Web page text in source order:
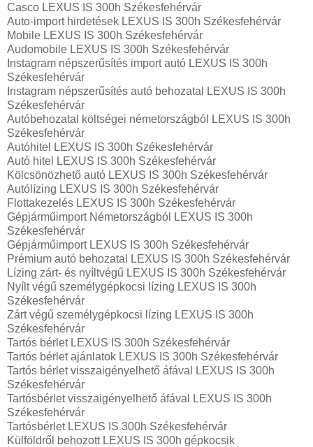
Casco LEXUS IS 300h Székesfehérvár
Auto-import hirdetések LEXUS IS 300h Székesfehérvár
Mobile LEXUS IS 300h Székesfehérvár
Audomobile LEXUS IS 300h Székesfehérvár
Instagram népszerűsítés import autó LEXUS IS 300h
Székesfehérvár
Instagram népszerűsítés autó behozatal LEXUS IS 300h
Székesfehérvár
Autóbehozatal költségei németországból LEXUS IS 300h
Székesfehérvár
Autóhitel LEXUS IS 300h Székesfehérvár
Autó hitel LEXUS IS 300h Székesfehérvár
Kölcsönözhető autó LEXUS IS 300h Székesfehérvár
Autólízing LEXUS IS 300h Székesfehérvár
Flottakezelés LEXUS IS 300h Székesfehérvár
Gépjárműimport Németországból LEXUS IS 300h
Székesfehérvár
Gépjárműimport LEXUS IS 300h Székesfehérvár
Prémium autó behozatal LEXUS IS 300h Székesfehérvár
Lízing zárt- és nyíltvégű LEXUS IS 300h Székesfehérvár
Nyílt végű személygépkocsi lízing LEXUS IS 300h
Székesfehérvár
Zárt végű személygépkocsi lízing LEXUS IS 300h
Székesfehérvár
Tartós bérlet LEXUS IS 300h Székesfehérvár
Tartós bérlet ajánlatok LEXUS IS 300h Székesfehérvár
Tartós bérlet visszaigényelhető áfával LEXUS IS 300h
Székesfehérvár
Tartósbérlet visszaigényelhető áfával LEXUS IS 300h
Székesfehérvár
Tartósbérlet LEXUS IS 300h Székesfehérvár
Külföldről behozott LEXUS IS 300h gépkocsik